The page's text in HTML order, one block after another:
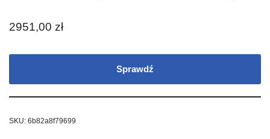
2951,00 zł
Sprawdź
SKU: 6b82a8f79699